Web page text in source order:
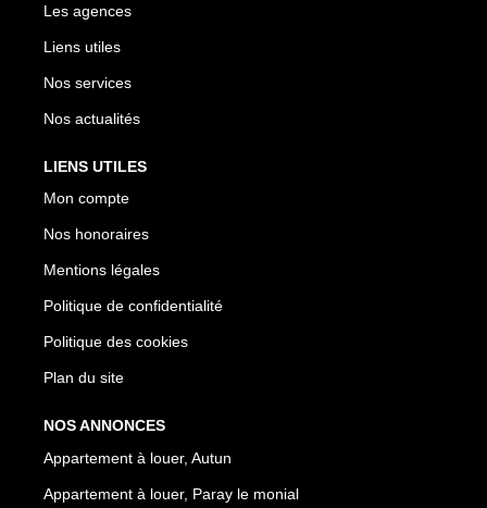
Les agences
Liens utiles
Nos services
Nos actualités
LIENS UTILES
Mon compte
Nos honoraires
Mentions légales
Politique de confidentialité
Politique des cookies
Plan du site
NOS ANNONCES
Appartement à louer, Autun
Appartement à louer, Paray le monial